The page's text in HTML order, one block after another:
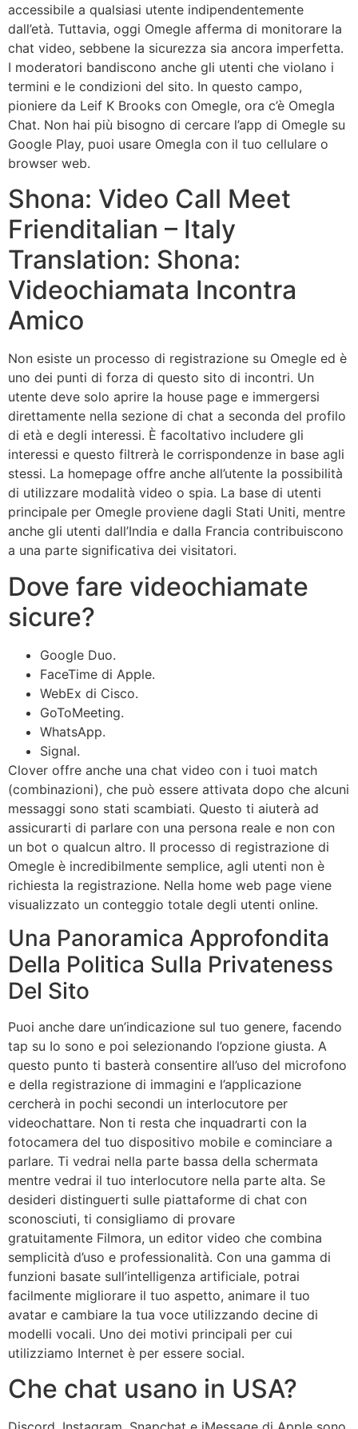
accessibile a qualsiasi utente indipendentemente
dall’età. Tuttavia, oggi Omegle afferma di monitorare la
chat video, sebbene la sicurezza sia ancora imperfetta.
I moderatori bandiscono anche gli utenti che violano i
termini e le condizioni del sito. In questo campo,
pioniere da Leif K Brooks con Omegle, ora c’è Omegla
Chat. Non hai più bisogno di cercare l’app di Omegle su
Google Play, puoi usare Omegla con il tuo cellulare o
browser web.
Shona: Video Call Meet
Frienditalian – Italy
Translation: Shona:
Videochiamata Incontra
Amico
Non esiste un processo di registrazione su Omegle ed è
uno dei punti di forza di questo sito di incontri. Un
utente deve solo aprire la house page e immergersi
direttamente nella sezione di chat a seconda del profilo
di età e degli interessi. È facoltativo includere gli
interessi e questo filtrerà le corrispondenze in base agli
stessi. La homepage offre anche all’utente la possibilità
di utilizzare modalità video o spia. La base di utenti
principale per Omegle proviene dagli Stati Uniti, mentre
anche gli utenti dall’India e dalla Francia contribuiscono
a una parte significativa dei visitatori.
Dove fare videochiamate
sicure?
Google Duo.
FaceTime di Apple.
WebEx di Cisco.
GoToMeeting.
WhatsApp.
Signal.
Clover offre anche una chat video con i tuoi match
(combinazioni), che può essere attivata dopo che alcuni
messaggi sono stati scambiati. Questo ti aiuterà ad
assicurarti di parlare con una persona reale e non con
un bot o qualcun altro. Il processo di registrazione di
Omegle è incredibilmente semplice, agli utenti non è
richiesta la registrazione. Nella home web page viene
visualizzato un conteggio totale degli utenti online.
Una Panoramica Approfondita
Della Politica Sulla Privateness
Del Sito
Puoi anche dare un’indicazione sul tuo genere, facendo
tap su Io sono e poi selezionando l’opzione giusta. A
questo punto ti basterà consentire all’uso del microfono
e della registrazione di immagini e l’applicazione
cercherà in pochi secondi un interlocutore per
videochattare. Non ti resta che inquadrarti con la
fotocamera del tuo dispositivo mobile e cominciare a
parlare. Ti vedrai nella parte bassa della schermata
mentre vedrai il tuo interlocutore nella parte alta. Se
desideri distinguerti sulle piattaforme di chat con
sconosciuti, ti consigliamo di provare
gratuitamente Filmora, un editor video che combina
semplicità d’uso e professionalità. Con una gamma di
funzioni basate sull’intelligenza artificiale, potrai
facilmente migliorare il tuo aspetto, animare il tuo
avatar e cambiare la tua voce utilizzando decine di
modelli vocali. Uno dei motivi principali per cui
utilizziamo Internet è per essere social.
Che chat usano in USA?